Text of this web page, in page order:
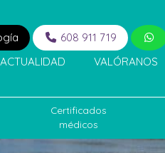
608 911 719
ACTUALIDAD VALÓRANOS
Certificados
médicos